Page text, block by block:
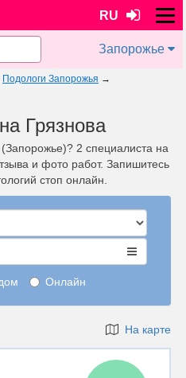
RU
Запорожье
Подологи Запорожья →
Грязнова
2 специалиста на
и фото работ. Запишитесь
стоп онлайн.
Онлайн
На карте